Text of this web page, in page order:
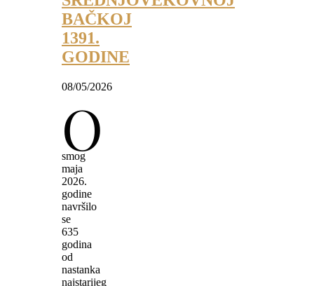
BAČKOJ
1391.
GODINE
08/05/2026
O
smog
maja
2026.
godine
navršilo
se
635
godina
od
nastanka
najstarijeg